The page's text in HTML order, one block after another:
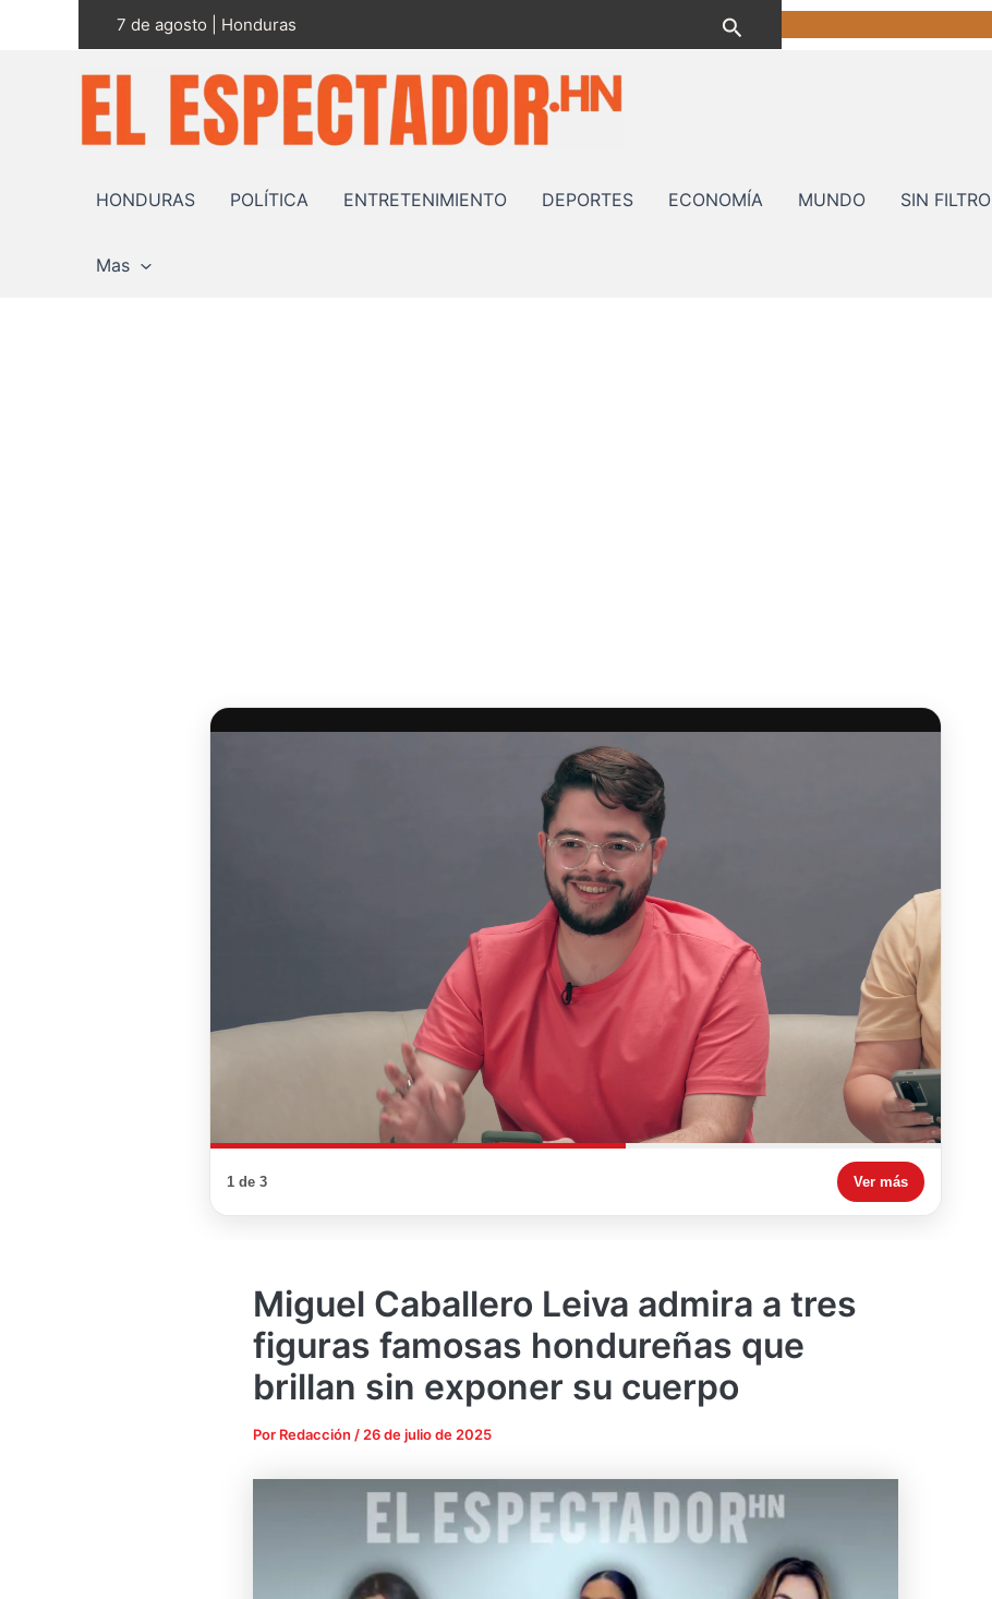
7 de agosto | Honduras Buscar
HONDURAS POLÍTICA ENTRETENIMIENTO DEPORTES ECONOMÍA MUNDO SIN FILTRO
Mas
1 de 3 Ver más
Miguel Caballero Leiva admira a tres
figuras famosas hondureñas que
brillan sin exponer su cuerpo
Por Redacción / 26 de julio de 2025